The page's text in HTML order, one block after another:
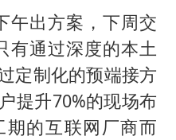
午出方案，下周交
有通过深度的本土
定制化的预端接方
提升70%的现场布
的互联网厂商而